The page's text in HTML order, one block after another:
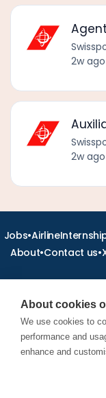
2w ago
2w ago
Jobs•
About•Contact us•
Find aviation jobs
and aerospace
About cookies
We use cookies to
performance and
enhance and